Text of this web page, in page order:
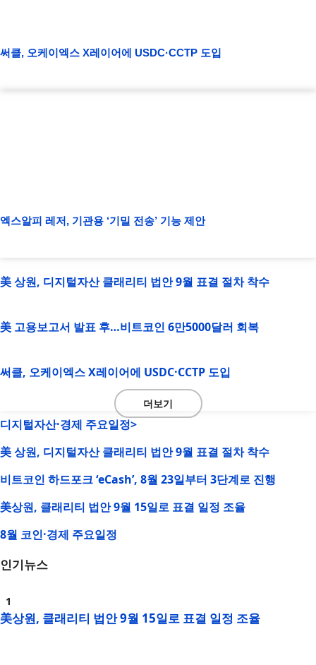
써클, 오케이엑스 X레이어에 USDC·CCTP 도입
엑스알피 레저, 기관용 ‘기밀 전송’ 기능 제안
美 상원, 디지털자산 클래리티 법안 9월 표결 절차 착수
美 고용보고서 발표 후…비트코인 6만5000달러 회복
써클, 오케이엑스 X레이어에 USDC·CCTP 도입
더보기
디지털자산·경제 주요일정>
美 상원, 디지털자산 클래리티 법안 9월 표결 절차 착수
비트코인 하드포크 ‘eCash’, 8월 23일부터 3단계로 진행
美상원, 클래리티 법안 9월 15일로 표결 일정 조율
8월 코인·경제 주요일정
인기뉴스
美상원, 클래리티 법안 9월 15일로 표결 일정 조율